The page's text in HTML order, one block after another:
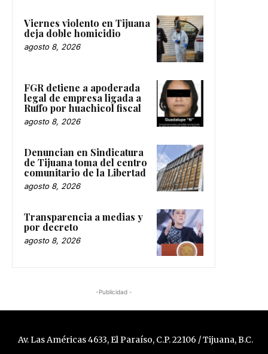
Viernes violento en Tijuana
deja doble homicidio
agosto 8, 2026
FGR detiene a apoderada
legal de empresa ligada a
Ruffo por huachicol fiscal
agosto 8, 2026
Denuncian en Sindicatura
de Tijuana toma del centro
comunitario de la Libertad
agosto 8, 2026
Transparencia a medias y
por decreto
agosto 8, 2026
-Publicidad -
Av. Las Américas 4633, El Paraíso, C.P. 22106 / Tijuana, B.C.